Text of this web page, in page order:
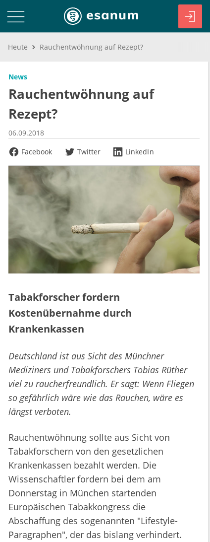
Heute Rauchentwöhnung auf Rezept?
News
Rauchentwöhnung auf
Rezept?
06.09.2018
Facebook
Twitter LinkedIn
Tabakforscher fordern
Kostenübernahme durch
Krankenkassen
Deutschland ist aus Sicht des Münchner
Mediziners und Tabakforschers Tobias Rüther
viel zu raucherfreundlich. Er sagt: Wenn Fliegen
so gefährlich wäre wie das Rauchen, wäre es
längst verboten.
Rauchentwöhnung sollte aus Sicht von
Tabakforschern von den gesetzlichen
Krankenkassen bezahlt werden. Die
Wissenschaftler fordern bei dem am
Donnerstag in München startenden
Europäischen Tabakkongress die
Abschaffung des sogenannten "Lifestyle-
Paragraphen", der das bislang verhindert.